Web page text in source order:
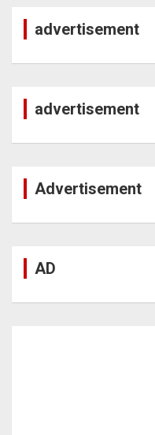
advertisement
advertisement
Advertisement
AD